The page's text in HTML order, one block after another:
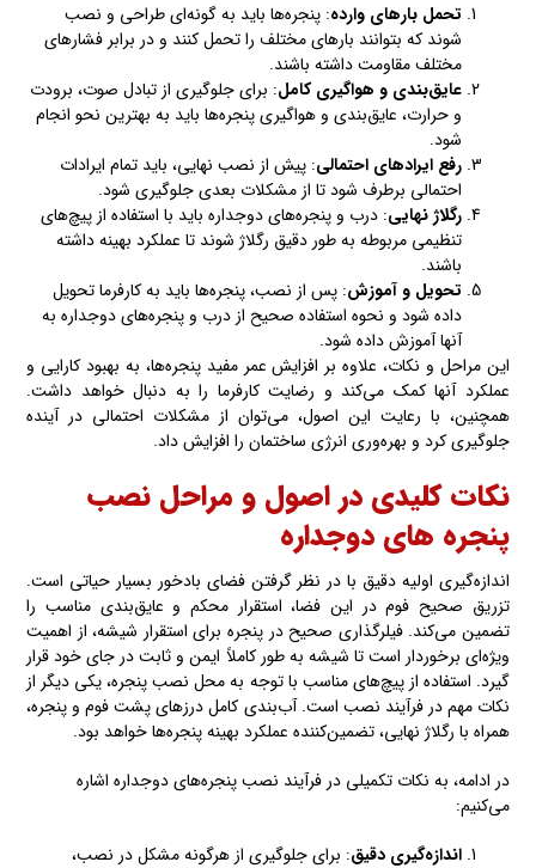
تحمل بارهای وارده: پنجره‌ها باید به گونه‌ای طراحی و نصب
شوند که بتوانند بارهای مختلف را تحمل کنند و در برابر فشارهای
مختلف مقاومت داشته باشند.
عایق‌بندی و هواگیری کامل: برای جلوگیری از تبادل صوت، برودت
و حرارت، عایق‌بندی و هواگیری پنجره‌ها باید به بهترین نحو انجام
شود.
رفع ایرادهای احتمالی: پیش از نصب نهایی، باید تمام ایرادات
احتمالی برطرف شود تا از مشکلات بعدی جلوگیری شود.
رگلاژ نهایی: درب و پنجره‌های دوجداره باید با استفاده از پیچ‌های
تنظیمی مربوطه به طور دقیق رگلاژ شوند تا عملکرد بهینه داشته
باشند.
تحویل و آموزش: پس از نصب، پنجره‌ها باید به کارفرما تحویل
داده شود و نحوه استفاده صحیح از درب و پنجره‌های دوجداره به
آنها آموزش داده شود.
این مراحل و نکات، علاوه بر افزایش عمر مفید پنجره‌ها، به بهبود کارایی و
عملکرد آنها کمک می‌کند و رضایت کارفرما را به دنبال خواهد داشت.
همچنین، با رعایت این اصول، می‌توان از مشکلات احتمالی در آینده
جلوگیری کرد و بهره‌وری انرژی ساختمان را افزایش داد.
نکات کلیدی در اصول و مراحل نصب
پنجره های دوجداره
اندازه‌گیری اولیه دقیق با در نظر گرفتن فضای بادخور بسیار حیاتی است.
تزریق صحیح فوم در این فضا، استقرار محکم و عایق‌بندی مناسب را
تضمین می‌کند. فیلرگذاری صحیح در پنجره برای استقرار شیشه، از اهمیت
ویژه‌ای برخوردار است تا شیشه به طور کاملاً ایمن و ثابت در جای خود قرار
گیرد. استفاده از پیچ‌های مناسب با توجه به محل نصب پنجره، یکی دیگر از
نکات مهم در فرآیند نصب است. آب‌بندی کامل درزهای پشت فوم و پنجره،
همراه با رگلاژ نهایی، تضمین‌کننده عملکرد بهینه پنجره‌ها خواهد بود.
در ادامه، به نکات تکمیلی در فرآیند نصب پنجره‌های دوجداره اشاره
می‌کنیم:
اندازه‌گیری دقیق: برای جلوگیری از هرگونه مشکل در نصب،